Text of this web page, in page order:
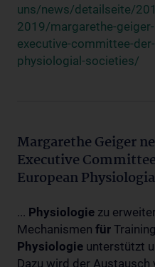
uns/news/detailseite/
2019/margarethe-
executive-committee-
physiologial-societies/
Margarethe Geiger
Executive
European
... Physiologie zu
Mechanismen für
Physiologie unterstützt
Dazu wird der Austausch